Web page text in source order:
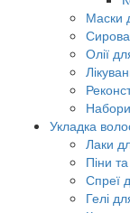
Маски
Олії
Укладка
Лаки
Піни
Спреї
Гелі